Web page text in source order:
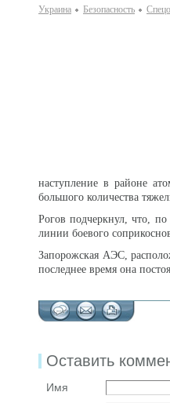
Украина Безопаcность
наступление в районе
большого количества
Рогов подчеркнул, что,
линии боевого
Запорожская АЭС,
последнее время она
Оставить
Имя